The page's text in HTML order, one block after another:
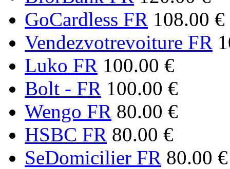
GoCardless FR 108.00 €
Vendezvotrevoiture FR
Luko FR 100.00 €
Bolt - FR 100.00 €
Wengo FR 80.00 €
HSBC FR 80.00 €
SeDomicilier FR 80.00 €